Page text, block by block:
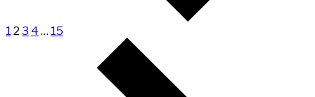
1 2 3 4 … 15